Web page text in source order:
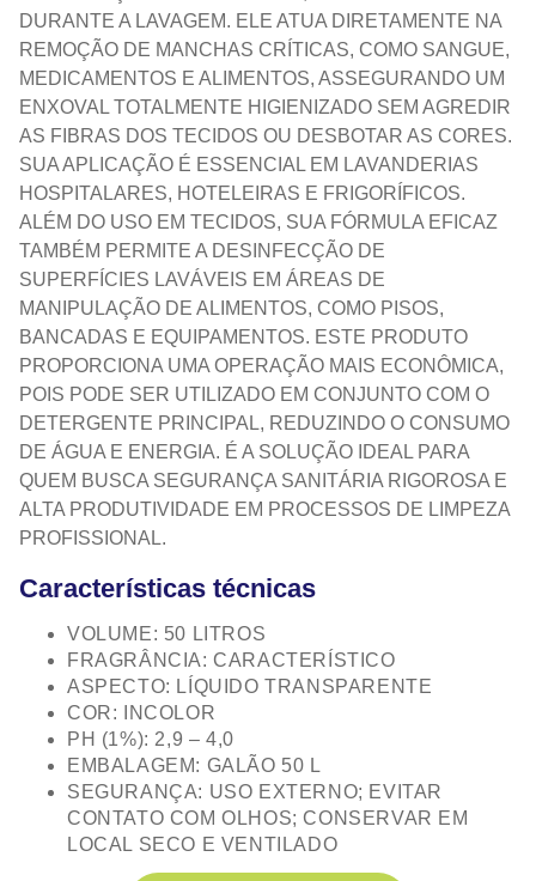
DURANTE A LAVAGEM. ELE ATUA DIRETAMENTE NA
REMOÇÃO DE MANCHAS CRÍTICAS, COMO SANGUE,
MEDICAMENTOS E ALIMENTOS, ASSEGURANDO UM
ENXOVAL TOTALMENTE HIGIENIZADO SEM AGREDIR
AS FIBRAS DOS TECIDOS OU DESBOTAR AS CORES.
SUA APLICAÇÃO É ESSENCIAL EM LAVANDERIAS
HOSPITALARES, HOTELEIRAS E FRIGORÍFICOS.
ALÉM DO USO EM TECIDOS, SUA FÓRMULA EFICAZ
TAMBÉM PERMITE A DESINFECÇÃO DE
SUPERFÍCIES LAVÁVEIS EM ÁREAS DE
MANIPULAÇÃO DE ALIMENTOS, COMO PISOS,
BANCADAS E EQUIPAMENTOS. ESTE PRODUTO
PROPORCIONA UMA OPERAÇÃO MAIS ECONÔMICA,
POIS PODE SER UTILIZADO EM CONJUNTO COM O
DETERGENTE PRINCIPAL, REDUZINDO O CONSUMO
DE ÁGUA E ENERGIA. É A SOLUÇÃO IDEAL PARA
QUEM BUSCA SEGURANÇA SANITÁRIA RIGOROSA E
ALTA PRODUTIVIDADE EM PROCESSOS DE LIMPEZA
PROFISSIONAL.
Características técnicas
VOLUME: 50 LITROS
FRAGRÂNCIA: CARACTERÍSTICO
ASPECTO: LÍQUIDO TRANSPARENTE
COR: INCOLOR
PH (1%): 2,9 – 4,0
EMBALAGEM: GALÃO 50 L
SEGURANÇA: USO EXTERNO; EVITAR
CONTATO COM OLHOS; CONSERVAR EM
LOCAL SECO E VENTILADO